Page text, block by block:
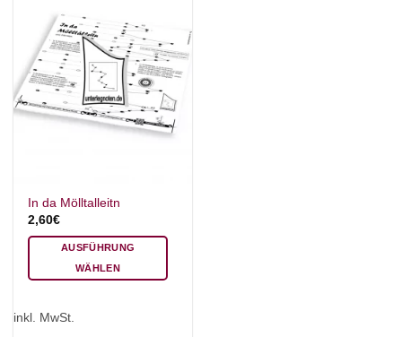
In da Mölltalleitn
2,60€
AUSFÜHRUNG
WÄHLEN
weist
inkl. MwSt.